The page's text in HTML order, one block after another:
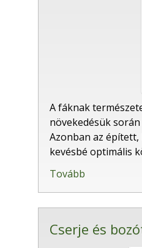
A fáknak
növekedésük
Azonban az
kevésbé optimális
Tovább
Cserje és